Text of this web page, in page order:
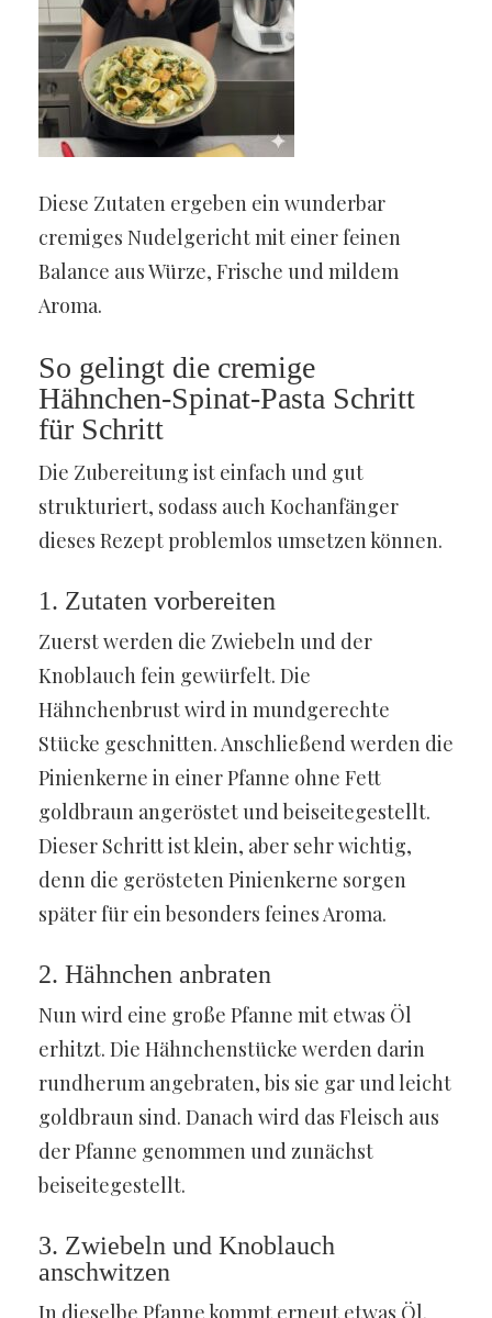
Diese Zutaten ergeben ein wunderbar
cremiges Nudelgericht mit einer feinen
Balance aus Würze, Frische und mildem
Aroma.
So gelingt die cremige
Hähnchen-Spinat-Pasta Schritt
für Schritt
Die Zubereitung ist einfach und gut
strukturiert, sodass auch Kochanfänger
dieses Rezept problemlos umsetzen können.
1. Zutaten vorbereiten
Zuerst werden die Zwiebeln und der
Knoblauch fein gewürfelt. Die
Hähnchenbrust wird in mundgerechte
Stücke geschnitten. Anschließend werden die
Pinienkerne in einer Pfanne ohne Fett
goldbraun angeröstet und beiseitegestellt.
Dieser Schritt ist klein, aber sehr wichtig,
denn die gerösteten Pinienkerne sorgen
später für ein besonders feines Aroma.
2. Hähnchen anbraten
Nun wird eine große Pfanne mit etwas Öl
erhitzt. Die Hähnchenstücke werden darin
rundherum angebraten, bis sie gar und leicht
goldbraun sind. Danach wird das Fleisch aus
der Pfanne genommen und zunächst
beiseitegestellt.
3. Zwiebeln und Knoblauch
anschwitzen
In dieselbe Pfanne kommt erneut etwas Öl.